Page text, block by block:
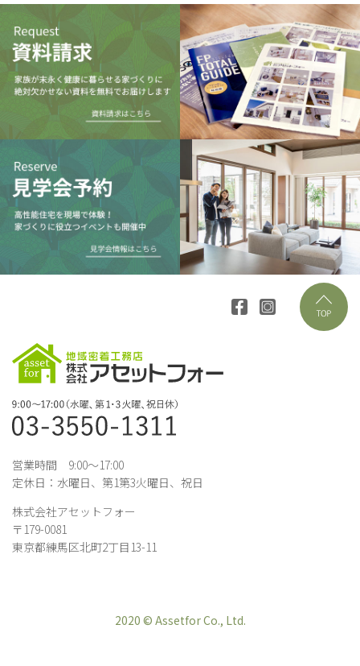
営業時間 9:00～17:00
定休日：水曜日、第1第3火曜日、祝日
株式会社アセットフォー
〒179-0081
東京都練馬区北町2丁目13-11
2020 © Assetfor Co., Ltd.